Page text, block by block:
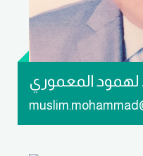
المعموري